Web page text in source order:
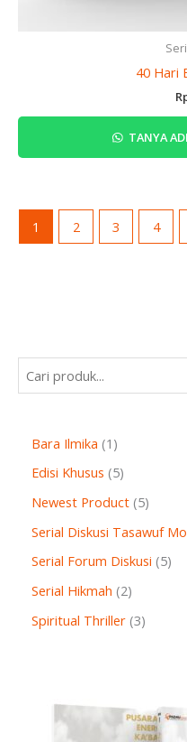
Bara Ilmika 1
Edisi Khusus 5
Newest Product 5
Serial Diskusi Tasawuf
Serial Forum Diskusi 5
Serial Hikmah 2
Spiritual Thriller 3
40 Hari
TANYA
1 2 3 4